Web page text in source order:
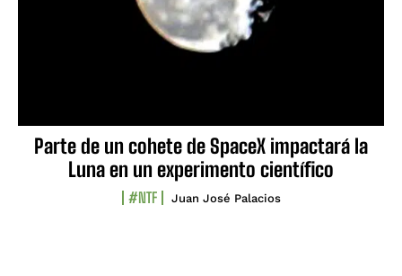
Parte de un cohete de SpaceX impactará la
Luna en un experimento científico
#NTF Juan José Palacios